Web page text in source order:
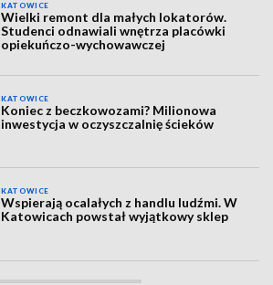
KATOWICE
Wielki remont dla małych lokatorów.
Studenci odnawiali wnętrza placówki
opiekuńczo-wychowawczej
KATOWICE
Koniec z beczkowozami? Milionowa
inwestycja w oczyszczalnię ścieków
KATOWICE
Wspierają ocalałych z handlu ludźmi. W
Katowicach powstał wyjątkowy sklep